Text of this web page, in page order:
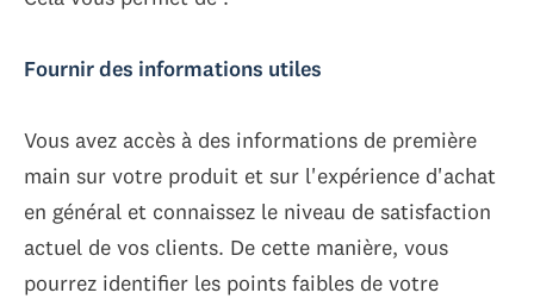
Fournir des informations utiles
Vous avez accès à des informations de première
main sur votre produit et sur l'expérience d'achat
en général et connaissez le niveau de satisfaction
actuel de vos clients. De cette manière, vous
pourrez identifier les points faibles de votre